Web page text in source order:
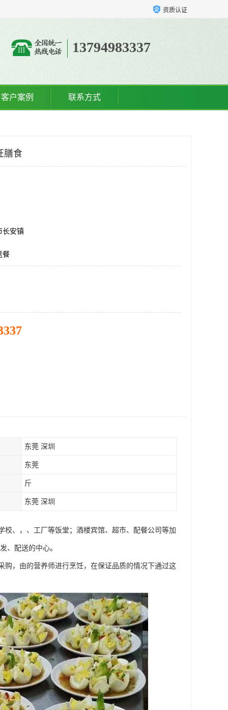
资质认证
13794983337
客户案例 联系方式
膳食
长安镇
餐
东莞 深圳
东莞
斤
东莞 深圳
、，、工厂等饭堂；酒楼宾馆、超市、配餐公司等加
、配送的中心。
，由的营养师进行烹饪，在保证品质的情况下通过这